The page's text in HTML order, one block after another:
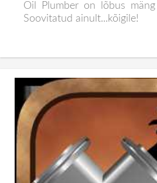
Oil Plumber on lõbus
Soovitatud ainult...kõigile!